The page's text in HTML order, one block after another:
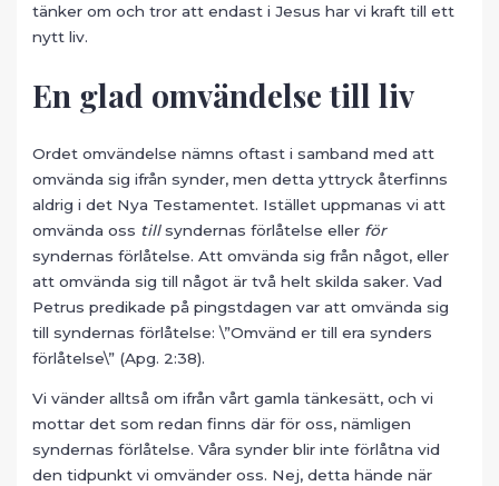
tänker om och tror att endast i Jesus har vi kraft till ett
nytt liv.
En glad omvändelse till liv
Ordet omvändelse nämns oftast i samband med att
omvända sig ifrån synder, men detta yttryck återfinns
aldrig i det Nya Testamentet. Istället uppmanas vi att
omvända oss tillsyndernas förlåtelse eller för
syndernas förlåtelse. Att omvända sig från något, eller
att omvända sig till något är två helt skilda saker. Vad
Petrus predikade på pingstdagen var att omvända sig
till syndernas förlåtelse: \”Omvänd er till era synders
förlåtelse\” (Apg. 2:38).
Vi vänder alltså om ifrån vårt gamla tänkesätt, och vi
mottar det som redan finns där för oss, nämligen
syndernas förlåtelse. Våra synder blir inte förlåtna vid
den tidpunkt vi omvänder oss. Nej, detta hände när